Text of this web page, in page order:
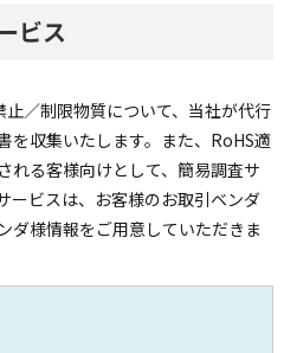
ビス
／制限物質について、当社が代行
を収集いたします。また、RoHS適
れる客様向けとして、簡易調査サ
ービスは、お客様のお取引ベンダ
ダ様情報をご用意していただきま